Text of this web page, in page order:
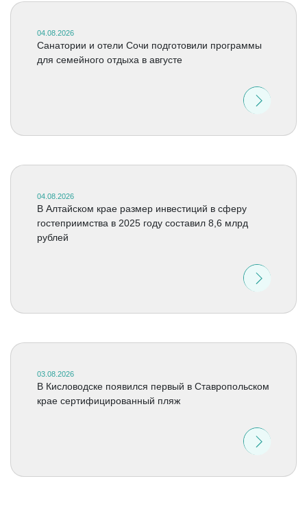
04.08.2026
Санатории и отели Сочи подготовили программы
для семейного отдыха в августе
04.08.2026
В Алтайском крае размер инвестиций в сферу
гостеприимства в 2025 году составил 8,6 млрд
рублей
03.08.2026
В Кисловодске появился первый в Ставропольском
крае сертифицированный пляж